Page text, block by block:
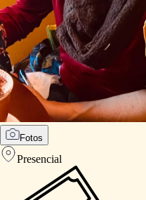
Fotos
Presencial